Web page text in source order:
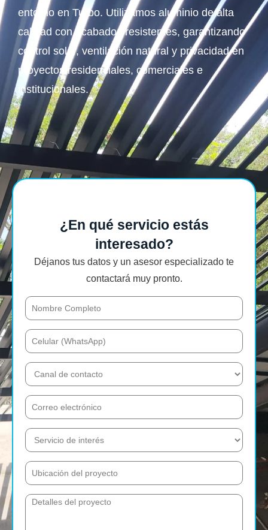
entorno en Turbo. Utilizamos aluminio de alta
calidad con acabados resistentes, garantizando
control solar, ventilación natural y privacidad en
proyectos residenciales, comerciales e
institucionales.
¿En qué servicio estás
interesado?
Déjanos tus datos y un asesor especializado te
contactará muy pronto.